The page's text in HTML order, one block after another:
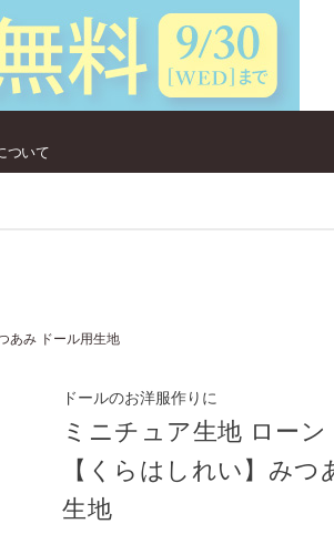
ついて
あみ ドール用生地
ドールのお洋服作りに
ミニチュア生地 ローン
【くらはしれい】みつ
生地